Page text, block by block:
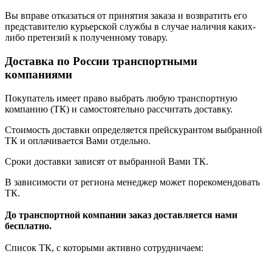
Вы вправе отказаться от принятия заказа и возвратить его
представителю курьерской службы в случае наличия каких-
либо претензий к полученному товару.
Доставка по России транспортными
компаниями
Покупатель имеет право выбрать любую транспортную
компанию (ТК) и самостоятельно рассчитать доставку.
Стоимость доставки определяется прейскурантом выбранной
ТК и оплачивается Вами отдельно.
Сроки доставки зависят от выбранной Вами ТК.
В зависимости от региона менеджер может порекомендовать
ТК.
До транспортной компании заказ доставляется нами
бесплатно.
Список ТК, с которыми активно сотрудничаем: